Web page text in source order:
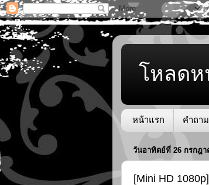
โหลดห
หน้าแรก คำถา
วันอาทิตย์ที่ 26 กรกฎ
[Mini HD